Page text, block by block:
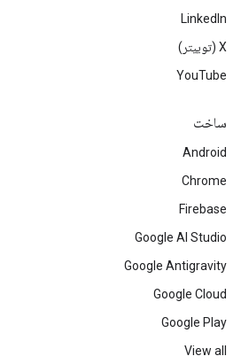
LinkedIn
‫X (توییتر)
YouTube
ساخت
Android
Chrome
Firebase
Google AI Studio
Google Antigravity
Google Cloud
Google Play
View all